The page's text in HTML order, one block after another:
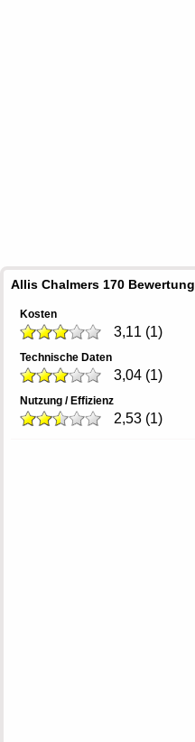
Allis Chalmers 170 Bewertung
Kosten
3,11 (1)
Technische Daten
3,04 (1)
Nutzung / Effizienz
2,53 (1)